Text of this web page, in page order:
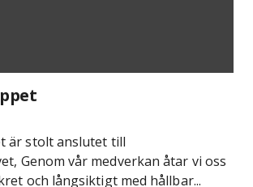
är stolt anslutet till
Genom vår medverkan åtar vi oss
och långsiktigt med hållbar...